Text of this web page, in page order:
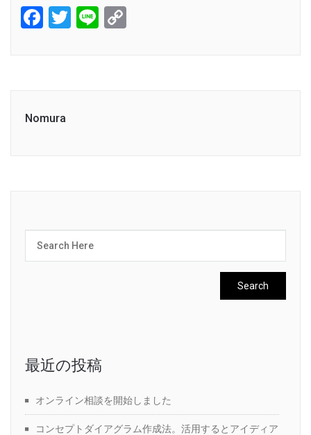
Facebook
Twitter
Line
Nomura
最近の投稿
オンライン相談を開始しました
コンセプトダイアグラム作成法。活用するとアイディア